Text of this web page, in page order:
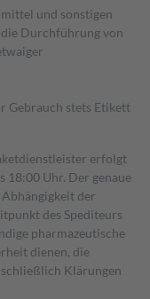
und sonstigen
Durchführung von
Gebrauch stets Etikett
erfolgt
18:00 Uhr. Der genaue
der
des Spediteurs
pharmazeutische
dienen, die
Klärungen